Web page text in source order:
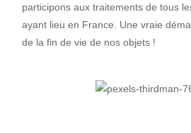
participons aux traitements de tous
ayant lieu en France. Une vraie
de la fin de vie de nos objets !